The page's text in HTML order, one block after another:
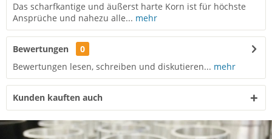
Das scharfkantige und äußerst harte Korn ist für höchste
Ansprüche und nahezu alle... mehr
Bewertungen
0
Bewertungen lesen, schreiben und diskutieren... mehr
Kunden kauften auch